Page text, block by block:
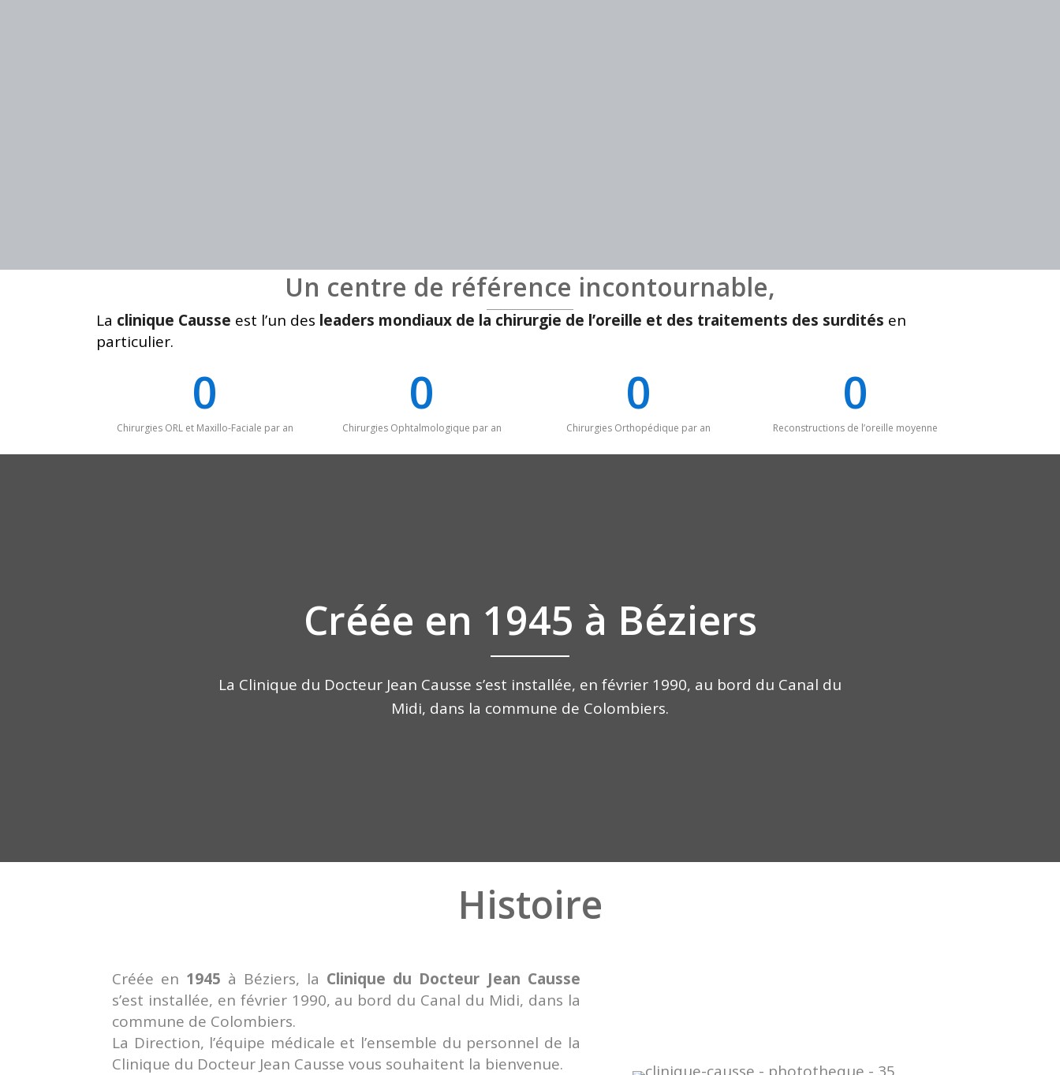
Un centre de référence incontournable,
La clinique Causse est l’un des leaders mondiaux de la chirurgie de l’oreille et des traitements des surdités en
particulier.
0
Chirurgies ORL et Maxillo-Faciale par an
0
Chirurgies Ophtalmologique par an
0
Chirurgies Orthopédique par an
0
Reconstructions de l’oreille moyenne
Créée en 1945 à Béziers
La Clinique du Docteur Jean Causse s’est installée, en février 1990, au bord du Canal du
Midi, dans la commune de Colombiers.
Histoire
Créée en 1945 à Béziers, la Clinique du Docteur Jean Causse
s’est installée, en février 1990, au bord du Canal du Midi, dans la
commune de Colombiers.
La Direction, l’équipe médicale et l’ensemble du personnel de la
Clinique du Docteur Jean Causse vous souhaitent la bienvenue.